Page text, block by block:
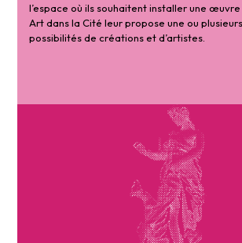
l’espace où ils souhaitent installer une œuvre
Art dans la Cité leur propose une ou plusieurs
possibilités de créations et d’artistes.